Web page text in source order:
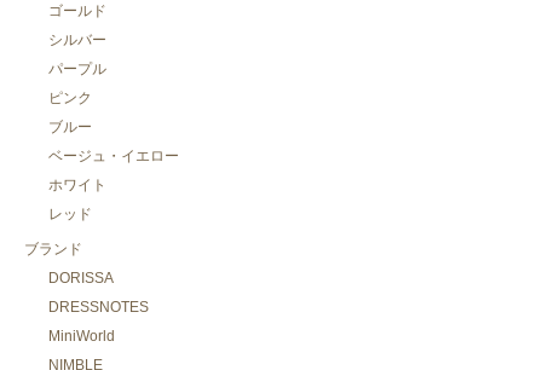
ゴールド
シルバー
パープル
ピンク
ブルー
ベージュ・イエロー
ホワイト
レッド
ブランド
DORISSA
DRESSNOTES
MiniWorld
NIMBLE